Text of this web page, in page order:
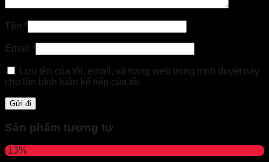
Tên *
Email *
Lưu tên của tôi, email, và trang web trong trình duyệt này
cho lần bình luận kế tiếp của tôi.
Sản phẩm tương tự
-13%